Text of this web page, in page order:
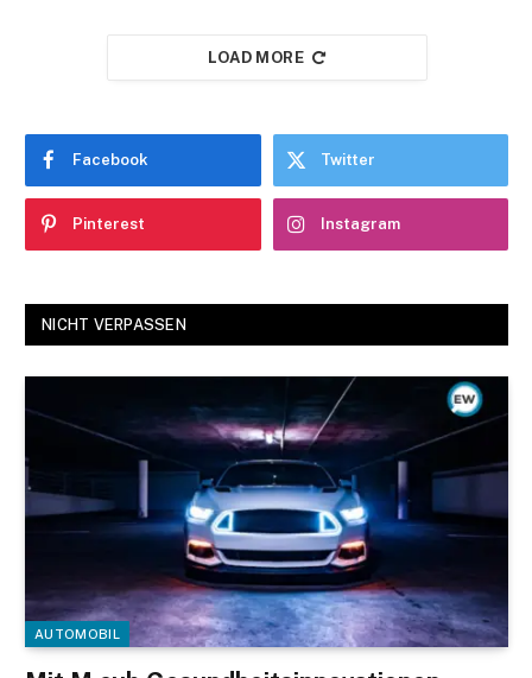
LOAD MORE
Facebook Twitter
Pinterest Instagram
NICHT VERPASSEN
AUTOMOBIL